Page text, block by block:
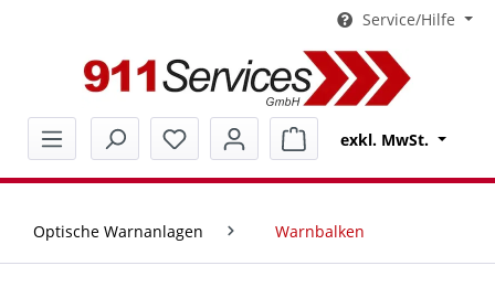
Service/Hilfe
Warenkorb enthält 0
exkl. MwSt.
Optische Warnanlagen Warnbalken